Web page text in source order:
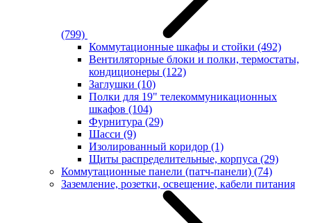
(799)
Коммутационные шкафы и стойки (492)
Вентиляторные блоки и полки, термостаты,
кондиционеры (122)
Заглушки (10)
Полки для 19" телекоммуникационных
шкафов (104)
Фурнитура (29)
Шасси (9)
Изолированный коридор (1)
Щиты распределительные, корпуса (29)
Коммутационные панели (патч-панели) (74)
Заземление, розетки, освещение, кабели питания